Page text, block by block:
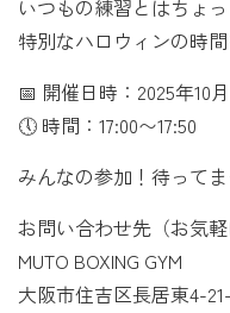
いつもの練習とはちょっ
特別なハロウィンの時
📅 開催日時：2025年10月
🕔 時間：17:00〜17:50
みんなの参加！待ってま
お問い合わせ先（お気軽
MUTO BOXING GYM
大阪市住吉区長居東4-